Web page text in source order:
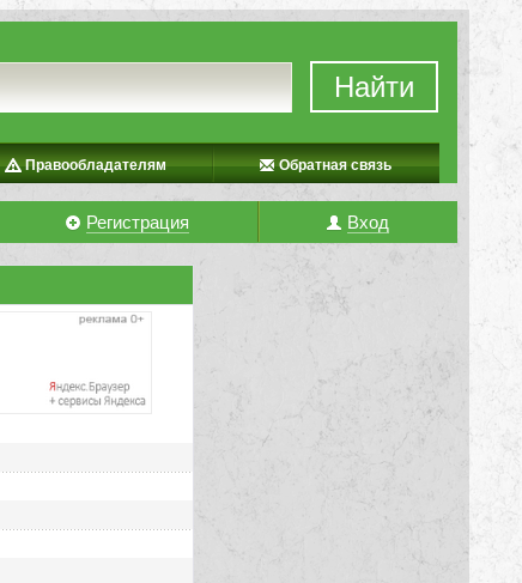
Найти
Правообладателям Обратная связь
Регистрация Вход